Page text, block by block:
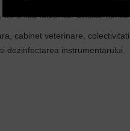
de unica folosinta. Utilizati
cabinet veterinare,
dezinfectarea instrumentarului.